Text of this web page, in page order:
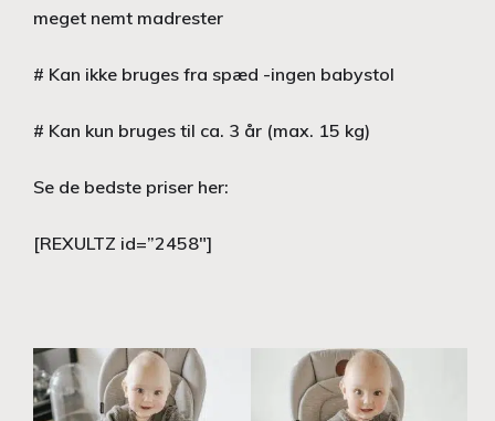
meget nemt madrester
# Kan ikke bruges fra spæd -ingen babystol
# Kan kun bruges til ca. 3 år (max. 15 kg)
Se de bedste priser her:
[REXULTZ id=”2458″]